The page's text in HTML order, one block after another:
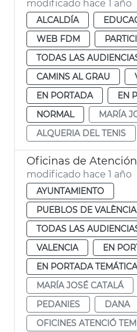
modificado hace 1 año
ALCALDÍA
WEB FDM
TODAS LAS
CAMINS AL GRAU
EN PORTADA
EN
NORMAL
MARÍA
ALQUERIA DEL TENIS
modificado hace 1 año
AYUNTAMIENTO
PUEBLOS DE VALÈNCIA
TODAS LAS
VALENCIA
EN
EN PORTADA TEMÁTICA
MARÍA JOSÉ CATALÁ
PEDANIES
DANA
OFICINES ATENCIÓ